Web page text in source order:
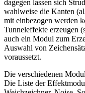
dagegen lassen sich
wahlweise die Kanten
mit einbezogen werden
Tunneleffekte erzeugen
auch ein Modul zum
Auswahl von
voraussetzt.
Die verschiedenen
Die Liste der